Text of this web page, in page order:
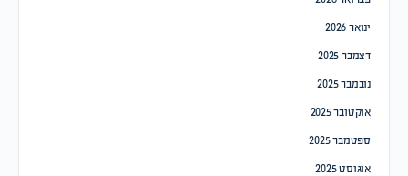
ינואר 2026
דצמבר 2025
נובמבר 2025
אוקטובר 2025
ספטמבר 2025
אוגוסט 2025